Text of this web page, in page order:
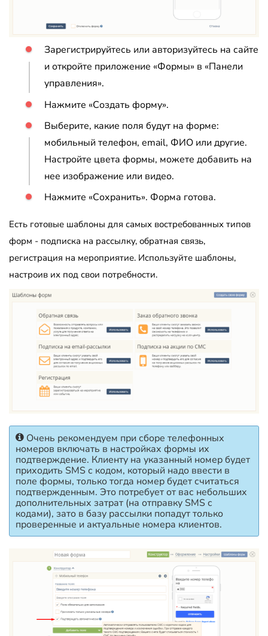
Зарегистрируйтесь или авторизуйтесь на сайте
и откройте приложение «Формы» в «Панели
управления».
Нажмите «Создать форму».
Выберите, какие поля будут на форме:
мобильный телефон, email, ФИО или другие.
Настройте цвета формы, можете добавить на
нее изображение или видео.
Нажмите «Сохранить». Форма готова.
Есть готовые шаблоны для самых востребованных типов
форм - подписка на рассылку, обратная связь,
регистрация на мероприятие. Используйте шаблоны,
настроив их под свои потребности.
Очень рекомендуем при сборе телефонных
номеров включать в настройках формы их
подтверждение. Клиенту на указанный номер будет
приходить SMS с кодом, который надо ввести в
поле формы, только тогда номер будет считаться
подтвержденным. Это потребует от вас небольших
дополнительных затрат (на отправку SMS с
кодами), зато в базу рассылки попадут только
проверенные и актуальные номера клиентов.